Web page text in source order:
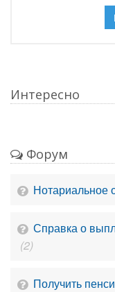
Интересно
Форум
Нотариальное
Справка о
(2)
Получить